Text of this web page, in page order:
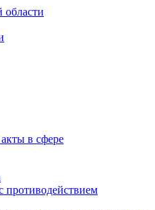
в сфере
противодействием